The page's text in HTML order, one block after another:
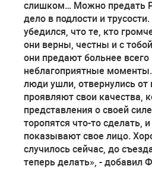
слишком… Можно предать
дело в подлости и
убедился, что те, кто
они верны, честны и с
они предают больнее
неблагоприятные
люди ушли, отвернулись
проявляют свои качества,
представления о своей
торопятся что-то сделать,
показывают свое лицо.
случилось сейчас, до
теперь делать», - добавил